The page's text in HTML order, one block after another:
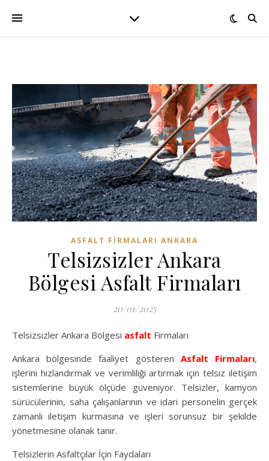
ASFALT FIRMALARI ANKARA
Telsizsizler Ankara
Bölgesi Asfalt Firmaları
20/01/2025
Telsizsizler Ankara Bölgesi asfalt Firmaları
Ankara bölgesinde faaliyet gösteren Asfalt Firmaları,
işlerini hızlandırmak ve verimliliği artırmak için telsiz iletişim
sistemlerine büyük ölçüde güveniyor. Telsizler, kamyon
sürücülerinin, saha çalışanlarının ve idari personelin gerçek
zamanlı iletişim kurmasına ve işleri sorunsuz bir şekilde
yönetmesine olanak tanır.
Telsizlerin Asfaltçılar İçin Faydaları